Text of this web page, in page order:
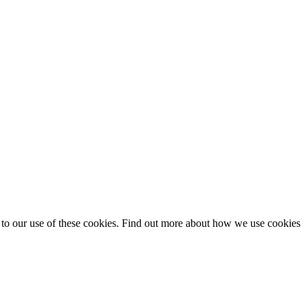
our use of these cookies. Find out more about how we use cookies